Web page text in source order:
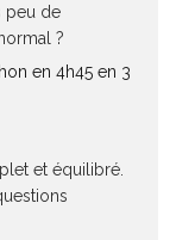
peu de
?
en 4h45 en 3
et équilibré.